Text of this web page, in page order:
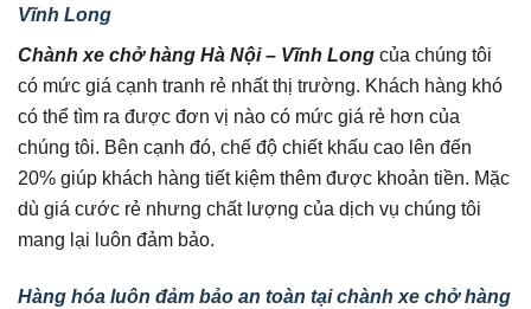
Vĩnh Long
Chành xe chở hàng Hà Nội – Vĩnh Long của chúng tôi
có mức giá cạnh tranh rẻ nhất thị trường. Khách hàng khó
có thể tìm ra được đơn vị nào có mức giá rẻ hơn của
chúng tôi. Bên cạnh đó, chế độ chiết khấu cao lên đến
20% giúp khách hàng tiết kiệm thêm được khoản tiền. Mặc
dù giá cước rẻ nhưng chất lượng của dịch vụ chúng tôi
mang lại luôn đảm bảo.
Hàng hóa luôn đảm bảo an toàn tại chành xe chở hàng